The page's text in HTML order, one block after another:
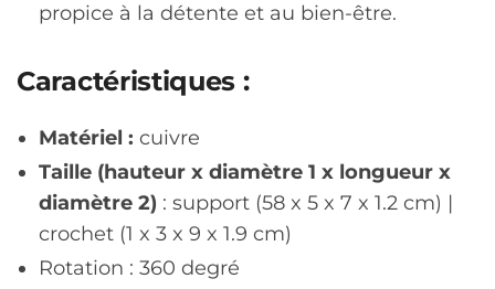
propice à la détente et au bien-être.
Caractéristiques :
Matériel : cuivre
Taille (hauteur x diamètre 1 x longueur x
diamètre 2) : support (58 x 5 x 7 x 1.2 cm) |
crochet (1 x 3 x 9 x 1.9 cm)
Rotation : 360 degré